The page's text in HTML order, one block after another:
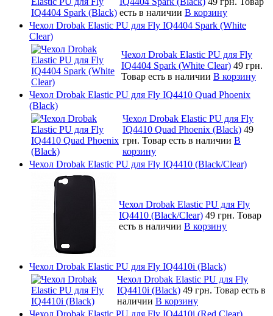
есть в наличии В корзину
Чехол Drobak Elastic PU для Fly IQ4404 Spark (White
Clear)
Чехол Drobak Elastic PU для Fly
IQ4404 Spark (White Clear) 49 грн.
Товар есть в наличии В корзину
Чехол Drobak Elastic PU для Fly IQ4410 Quad Phoenix
(Black)
Чехол Drobak Elastic PU для Fly
IQ4410 Quad Phoenix (Black) 49
грн. Товар есть в наличии В
корзину
Чехол Drobak Elastic PU для Fly IQ4410 (Black/Clear)
Чехол Drobak Elastic PU для Fly
IQ4410 (Black/Clear) 49 грн. Товар
есть в наличии В корзину
Чехол Drobak Elastic PU для Fly IQ4410i (Black)
Чехол Drobak Elastic PU для Fly
IQ4410i (Black) 49 грн. Товар есть в
наличии В корзину
Чехол Drobak Elastic PU для Fly IQ4410i (Red Clear)